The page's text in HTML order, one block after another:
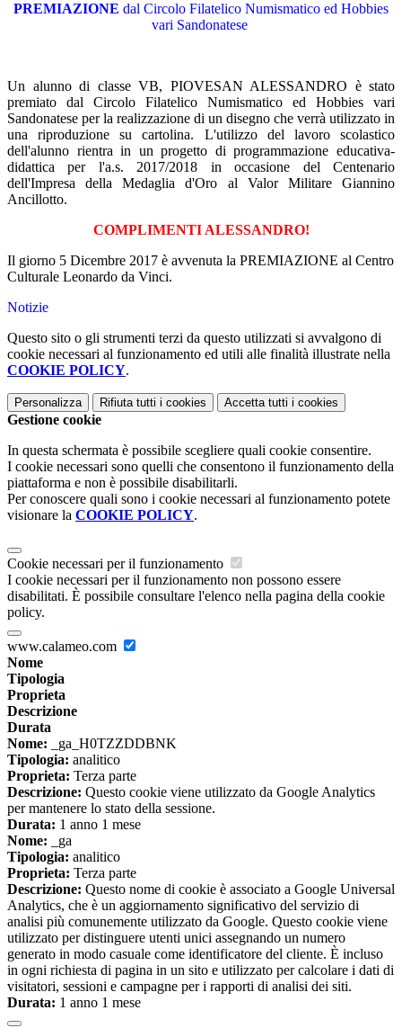
PREMIAZIONE dal Circolo Filatelico Numismatico ed Hobbies
vari Sandonatese
Un alunno di classe VB, PIOVESAN ALESSANDRO è stato
premiato dal Circolo Filatelico Numismatico ed Hobbies vari
Sandonatese per la realizzazione di un disegno che verrà utilizzato in
una riproduzione su cartolina. L'utilizzo del lavoro scolastico
dell'alunno rientra in un progetto di programmazione educativa-
didattica per l'a.s. 2017/2018 in occasione del Centenario
dell'Impresa della Medaglia d'Oro al Valor Militare Giannino
Ancillotto.
COMPLIMENTI ALESSANDRO!
Il giorno 5 Dicembre 2017 è avvenuta la PREMIAZIONE al Centro
Culturale Leonardo da Vinci.
Notizie
Questo sito o gli strumenti terzi da questo utilizzati si avvalgono di
cookie necessari al funzionamento ed utili alle finalità illustrate nella
COOKIE POLICY.
Personalizza Rifiuta tutti i cookies Accetta tutti i cookies
Gestione cookie
In questa schermata è possibile scegliere quali cookie consentire.
I cookie necessari sono quelli che consentono il funzionamento della
piattaforma e non è possibile disabilitarli.
Per conoscere quali sono i cookie necessari al funzionamento potete
visionare la COOKIE POLICY.
Cookie necessari per il funzionamento
I cookie necessari per il funzionamento non possono essere
disabilitati. È possibile consultare l'elenco nella pagina della cookie
policy.
www.calameo.com
Nome
Tipologia
Proprieta
Descrizione
Durata
Nome: _ga_H0TZZDDBNK
Tipologia: analitico
Proprieta: Terza parte
Descrizione: Questo cookie viene utilizzato da Google Analytics
per mantenere lo stato della sessione.
Durata: 1 anno 1 mese
Nome: _ga
Tipologia: analitico
Proprieta: Terza parte
Descrizione: Questo nome di cookie è associato a Google Universal
Analytics, che è un aggiornamento significativo del servizio di
analisi più comunemente utilizzato da Google. Questo cookie viene
utilizzato per distinguere utenti unici assegnando un numero
generato in modo casuale come identificatore del cliente. È incluso
in ogni richiesta di pagina in un sito e utilizzato per calcolare i dati di
visitatori, sessioni e campagne per i rapporti di analisi dei siti.
Durata: 1 anno 1 mese